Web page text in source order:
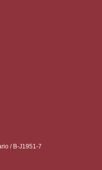
/ B-J1951-7